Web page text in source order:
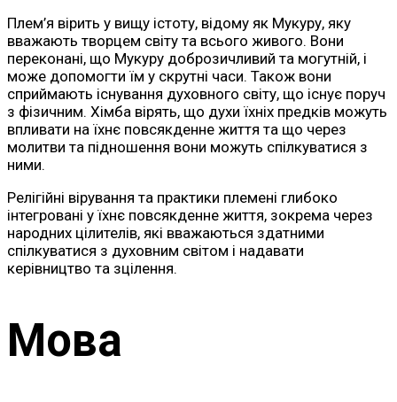
Плем’я вірить у вищу істоту, відому як Мукуру, яку
вважають творцем світу та всього живого. Вони
переконані, що Мукуру доброзичливий та могутній, і
може допомогти їм у скрутні часи. Також вони
сприймають існування духовного світу, що існує поруч
з фізичним. Хімба вірять, що духи їхніх предків можуть
впливати на їхнє повсякденне життя та що через
молитви та підношення вони можуть спілкуватися з
ними.
Релігійні вірування та практики племені глибоко
інтегровані у їхнє повсякденне життя, зокрема через
народних цілителів, які вважаються здатними
спілкуватися з духовним світом і надавати
керівництво та зцілення.
Мова